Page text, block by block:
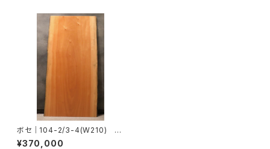
ボセ｜104-2/3-4(W210)
脚：別売り｜T0011
¥370,000